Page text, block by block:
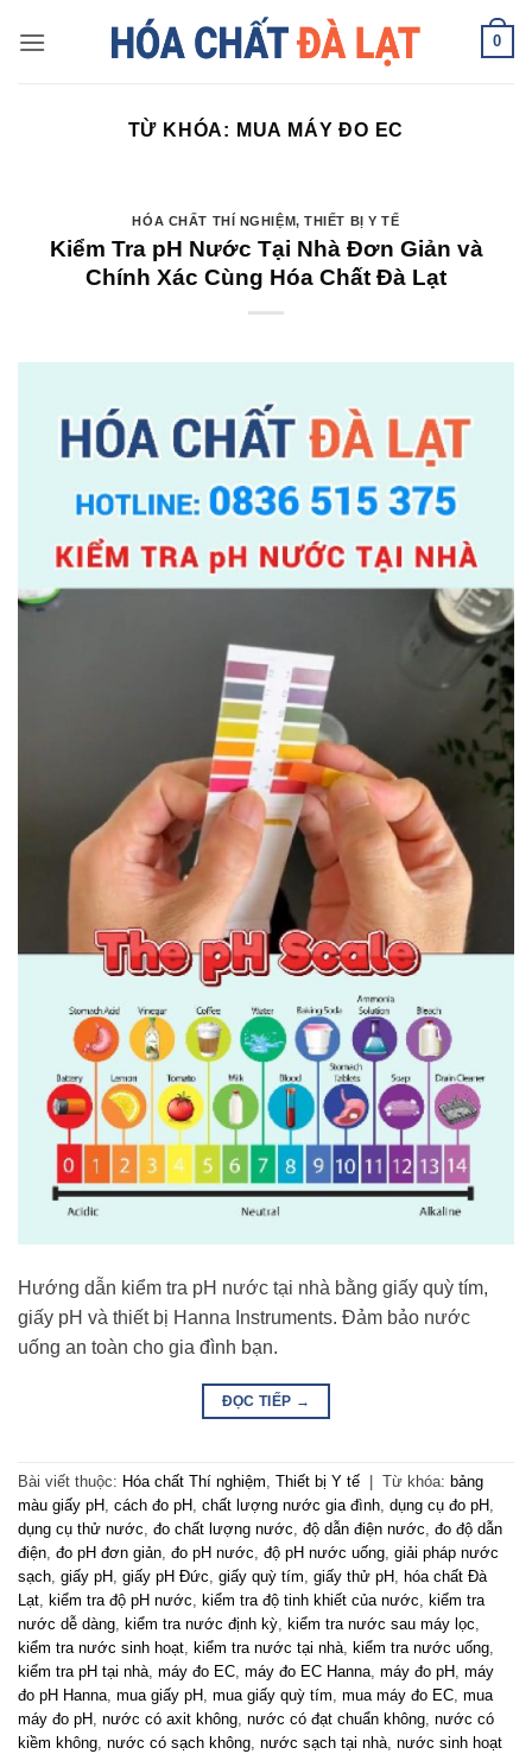
0
TỪ KHÓA: MUA MÁY ĐO EC
HÓA CHẤT THÍ NGHIỆM,THIẾT BỊ Y TẾ
Kiểm Tra pH Nước Tại Nhà Đơn Giản và
Chính Xác Cùng Hóa Chất Đà Lạt
Hướng dẫn kiểm tra pH nước tại nhà bằng giấy quỳ tím,
giấy pH và thiết bị Hanna Instruments. Đảm bảo nước
uống an toàn cho gia đình bạn.
ĐỌC TIẾP →
Bài viết thuộc: Hóa chất Thí nghiệm, Thiết bị Y tế Từ khóa: bảng
màu giấy pH, cách đo pH, chất lượng nước gia đình, dụng cụ đo pH,
dụng cụ thử nước, đo chất lượng nước, độ dẫn điện nước, đo độ dẫn
điện, đo pH đơn giản, đo pH nước, độ pH nước uống, giải pháp nước
sạch, giấy pH, giấy pH Đức, giấy quỳ tím, giấy thử pH, hóa chất Đà
Lạt, kiểm tra độ pH nước, kiểm tra độ tinh khiết của nước, kiểm tra
nước dễ dàng, kiểm tra nước định kỳ, kiểm tra nước sau máy lọc,
kiểm tra nước sinh hoạt, kiểm tra nước tại nhà, kiểm tra nước uống,
kiểm tra pH tại nhà, máy đo EC, máy đo EC Hanna, máy đo pH, máy
đo pH Hanna, mua giấy pH, mua giấy quỳ tím, mua máy đo EC, mua
máy đo pH, nước có axit không, nước có đạt chuẩn không, nước có
kiềm không, nước có sạch không, nước sạch tại nhà, nước sinh hoạt